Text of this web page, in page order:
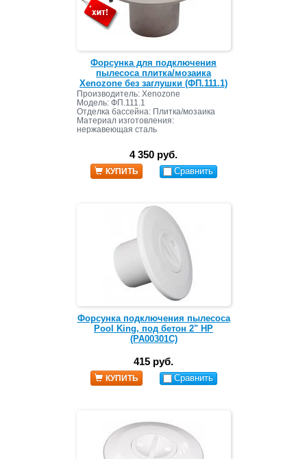
Форсунка для подключения
пылесоса плитка/мозаика
Xenozone без заглушки (ФП.111.1)
Производитель: Xenozone
Модель: ФП.111.1
Отделка бассейна: Плитка/мозаика
Материал изготовления:
нержавеющая сталь
4 350 руб.
КУПИТЬ Сравнить
Форсунка подключения пылесоса
Pool King, под бетон 2" НР
(PA00301C)
415 руб.
КУПИТЬ Сравнить